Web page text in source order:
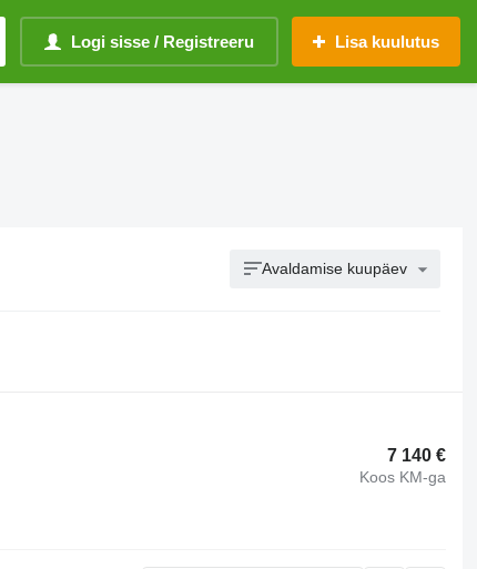
Logi sisse / Registreeru Lisa kuulutus
Avaldamise kuupäev
7 140 €
Koos KM-ga